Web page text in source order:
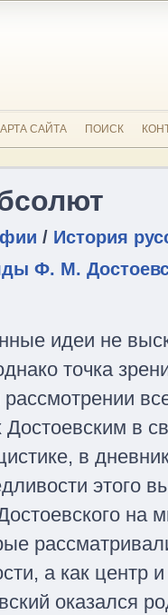
САЙТА ПОИСК
/ История
Ф. М.
идеи не
точка
в
в
этого
на
а как центр и
оказался